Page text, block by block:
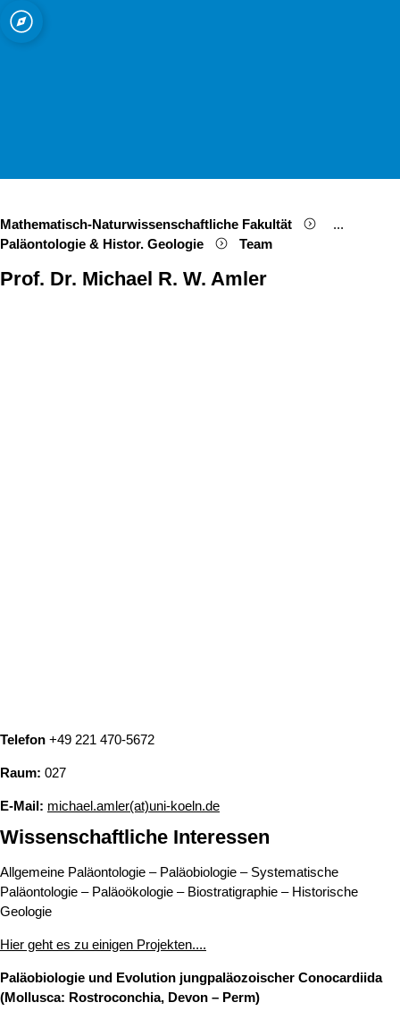
Open quicklink menu
Mathematisch-Naturwissenschaftliche Fakultät Show
...
Paläontologie & Histor. Geologie
Team
Prof. Dr. Michael R. W. Amler
Telefon +49 221 470-5672
Raum: 027
E-Mail: michael.amler(at)uni-koeln.de
Wissenschaftliche Interessen
Allgemeine Paläontologie – Paläobiologie – Systematische
Paläontologie – Paläoökologie – Biostratigraphie – Historische
Geologie
Hier geht es zu einigen Projekten....
Paläobiologie und Evolution jungpaläozoischer Conocardiida
(Mollusca: Rostroconchia, Devon – Perm)